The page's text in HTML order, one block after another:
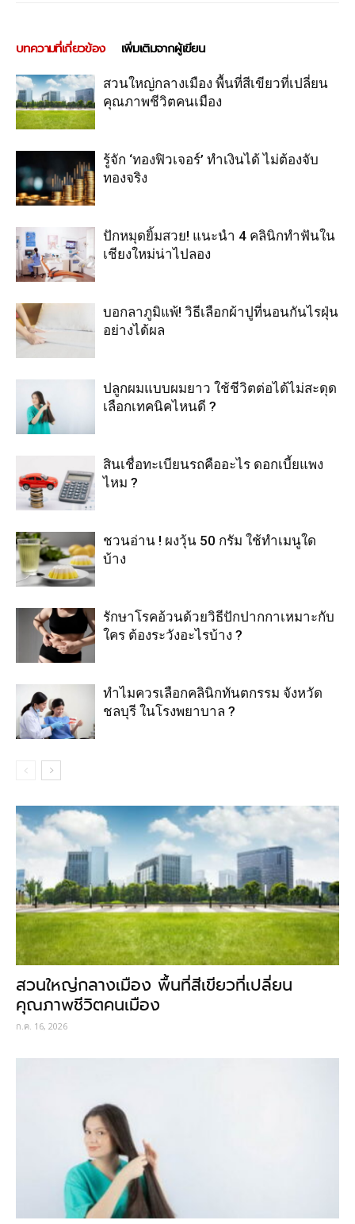
บทความที่เกี่ยวข้อง เพิ่มเติมจากผู้เขียน
สวนใหญ่กลางเมือง พื้นที่สีเขียวที่เปลี่ยน
คุณภาพชีวิตคนเมือง
รู้จัก ‘ทองฟิวเจอร์’ ทำเงินได้ ไม่ต้องจับ
ทองจริง
ปักหมุดยิ้มสวย! แนะนำ 4 คลินิกทำฟันใน
เชียงใหม่น่าไปลอง
บอกลาภูมิแพ้! วิธีเลือกผ้าปูที่นอนกันไรฝุ่น
อย่างได้ผล
ปลูกผมแบบผมยาว ใช้ชีวิตต่อได้ไม่สะดุด
เลือกเทคนิคไหนดี ?
สินเชื่อทะเบียนรถคืออะไร ดอกเบี้ยแพง
ไหม ?
ชวนอ่าน ! ผงวุ้น 50 กรัม ใช้ทำเมนูใด
บ้าง
รักษาโรคอ้วนด้วยวิธีปักปากกาเหมาะกับ
ใคร ต้องระวังอะไรบ้าง ?
ทำไมควรเลือกคลินิกทันตกรรม จังหวัด
ชลบุรี ในโรงพยาบาล ?
สวนใหญ่กลางเมือง พื้นที่สีเขียวที่เปลี่ยน
คุณภาพชีวิตคนเมือง
ก.ค. 16, 2026